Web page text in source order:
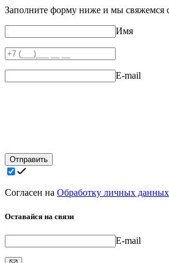
Заполните форму ниже и мы свяжемся
Имя
E-mail
Отправить
Согласен на Обработку личных данных
Оставайся на связи
E-mail